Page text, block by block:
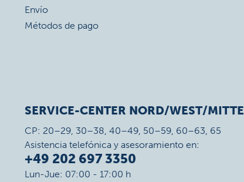
Envío
Métodos de pago
SERVICE-CENTER NORD/WEST/MITTE
CP: 20–29, 30–38, 40–49, 50–59, 60–63, 65
Asistencia telefónica y asesoramiento en:
+49 202 697 3350
Lun-Jue: 07:00 - 17:00 h